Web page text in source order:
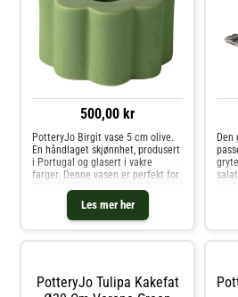
500,00 kr
Les mer her
PotteryJo Birgit vase 5 cm olive.
En håndlaget skjønnhet, produsert
i Portugal og glasert i vakre
farger. Denne vasen er perfekt for
blomster, men den har også en
smart dobbel funksjon som
lysestake for både kronelys og
telys.De organiske formene i B
Den
PotteryJo Tulipa Kakefat